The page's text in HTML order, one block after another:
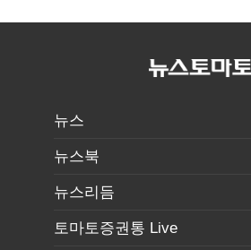
바로 매출로
3분의 1 토막…
비용부터 챙긴다
뉴스
뉴스북
뉴스리듬
토마토증권통 Live